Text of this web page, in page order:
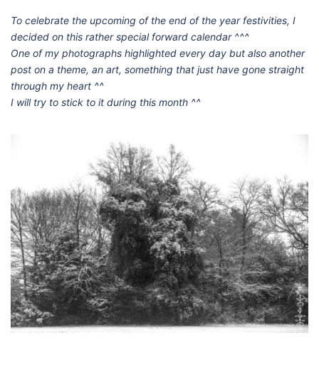
To celebrate the upcoming of the end of the year festivities, I
decided on this rather special forward calendar ^^^
One of my photographs highlighted every day but also another
post on a theme, an art, something that just have gone straight
through my heart ^^
I will try to stick to it during this month ^^